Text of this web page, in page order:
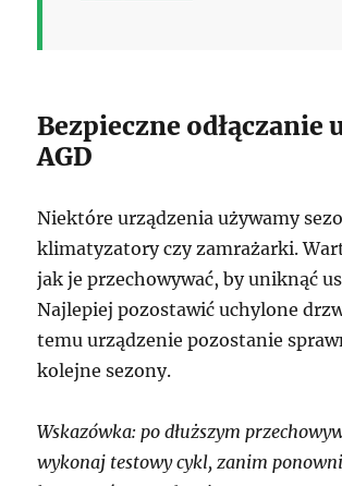
Bezpieczne odłączanie
AGD
Niektóre urządzenia używamy
klimatyzatory czy zamrażarki.
jak je przechowywać, by uniknąć
Najlepiej pozostawić uchylone
temu urządzenie pozostanie
kolejne sezony.
Wskazówka: po dłuższym
wykonaj testowy cykl, zanim